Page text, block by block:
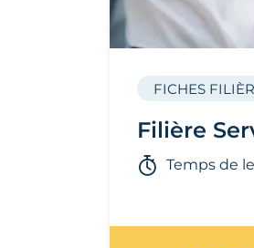
Filière
FICHES
Temps de